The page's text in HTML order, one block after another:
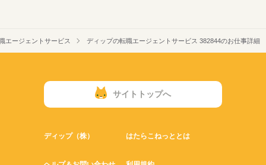
エージェントサービス ディップの転職エージェントサービス 382844のお仕事詳細
サイトトップへ
ディップ（株） はたらこねっととは